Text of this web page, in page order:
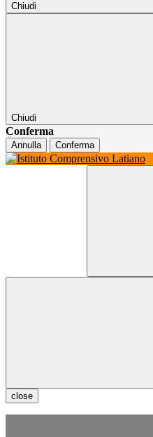
Chiudi
Chiudi
Conferma
Annulla Conferma
close